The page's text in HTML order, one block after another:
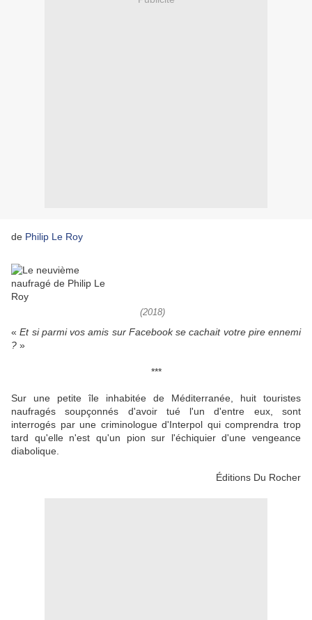
de Philip Le Roy
(2018)
«Et si parmi vos amis sur Facebook se cachait votre pire ennemi
? »
***
Sur une petite île inhabitée de Méditerranée, huit touristes
naufragés soupçonnés d'avoir tué l'un d'entre eux, sont
interrogés par une criminologue d'Interpol qui comprendra trop
tard qu'elle n'est qu'un pion sur l'échiquier d'une vengeance
diabolique.
Éditions Du Rocher